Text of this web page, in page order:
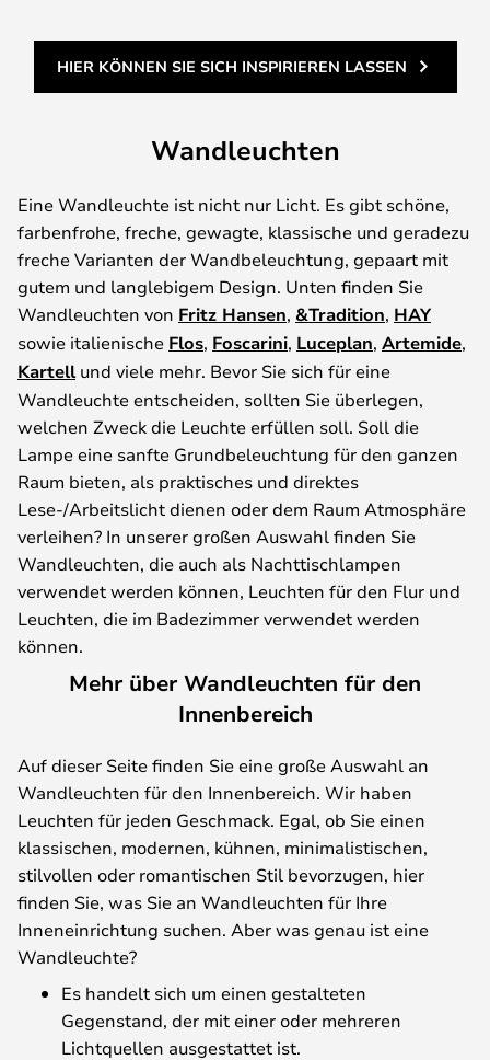
HIER KÖNNEN SIE SICH INSPIRIEREN LASSEN
Wandleuchten
Eine Wandleuchte ist nicht nur Licht. Es gibt schöne,
farbenfrohe, freche, gewagte, klassische und geradezu
freche Varianten der Wandbeleuchtung, gepaart mit
gutem und langlebigem Design. Unten finden Sie
Wandleuchten von Fritz Hansen, &Tradition, HAY
sowie italienische Flos, Foscarini, Luceplan, Artemide,
Kartell und viele mehr. Bevor Sie sich für eine
Wandleuchte entscheiden, sollten Sie überlegen,
welchen Zweck die Leuchte erfüllen soll. Soll die
Lampe eine sanfte Grundbeleuchtung für den ganzen
Raum bieten, als praktisches und direktes
Lese-/Arbeitslicht dienen oder dem Raum Atmosphäre
verleihen? In unserer großen Auswahl finden Sie
Wandleuchten, die auch als Nachttischlampen
verwendet werden können, Leuchten für den Flur und
Leuchten, die im Badezimmer verwendet werden
können.
Mehr über Wandleuchten für den
Innenbereich
Auf dieser Seite finden Sie eine große Auswahl an
Wandleuchten für den Innenbereich. Wir haben
Leuchten für jeden Geschmack. Egal, ob Sie einen
klassischen, modernen, kühnen, minimalistischen,
stilvollen oder romantischen Stil bevorzugen, hier
finden Sie, was Sie an Wandleuchten für Ihre
Inneneinrichtung suchen. Aber was genau ist eine
Wandleuchte?
Es handelt sich um einen gestalteten
Gegenstand, der mit einer oder mehreren
Lichtquellen ausgestattet ist.